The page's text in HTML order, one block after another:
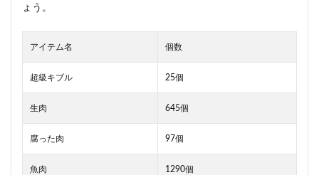
ょう。
アイテム名 個数
超級キブル 25個
生肉 645個
腐った肉 97個
魚肉 1290個